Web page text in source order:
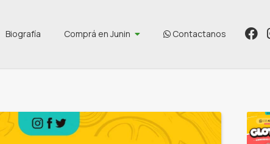
Biografía Comprá en Junin Contactanos